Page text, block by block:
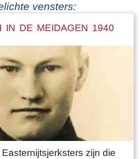
vensters:
IN DE MEIDAGEN 1940
zijn die